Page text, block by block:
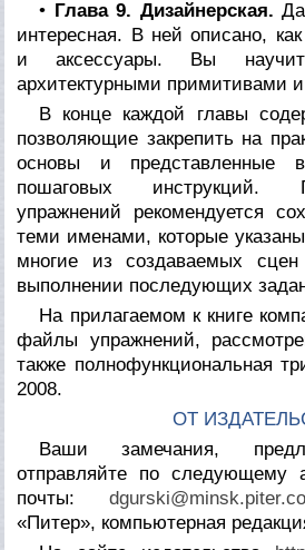
• Глава 9. Дизайнерская.
интересная. В ней описано,
и аксессуары. Вы
архитектурными примитивами
В конце каждой главы
позволяющие закрепить на
основы и представленные
пошаговых инструкций.
упражнений рекомендуется
теми именами, которые
многие из создаваемых
выполнении последующих
На прилагаемом к книге
файлы упражнений,
также полнофункциональная
2008.
ОТ
Ваши замечания,
отправляйте по следующему
почты:
«Питер», компьютерная